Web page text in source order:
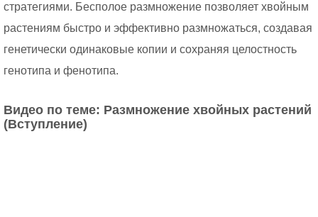
стратегиями. Бесполое размножение позволяет хвойным
растениям быстро и эффективно размножаться, создавая
генетически одинаковые копии и сохраняя целостность
генотипа и фенотипа.
Видео по теме: Размножение хвойных растений
(Вступление)